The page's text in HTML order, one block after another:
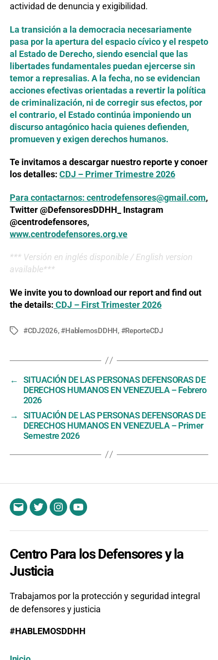
actividad de denuncia y exigibilidad.
La transición a la democracia necesariamente
pasa por la apertura del espacio cívico y el respeto
al Estado de Derecho, siendo esencial que las
libertades fundamentales puedan ejercerse sin
temor a represalias. A la fecha, no se evidencian
acciones efectivas orientadas a revertir la política
de criminalización, ni de corregir sus efectos, por
el contrario, el Estado continúa imponiendo un
discurso antagónico hacia quienes defienden,
promueven y exigen derechos humanos.
Te invitamos a descargar nuestro reporte y conoer
los detalles: CDJ – Primer Trimestre 2026
Para contactarnos: centrodefensores@gmail.com,
Twitter @DefensoresDDHH_ Instagram
@centrodefensores,
www.centrodefensores.org.ve
*** Versión en inglés disponible / English version
available***
We invite you to download our report and find out
the details: CDJ – First Trimester 2026
Tags#CDJ2026,#HablemosDDHH, #ReporteCDJ
←
SITUACIÓN DE LAS PERSONAS DEFENSORAS DE
DERECHOS HUMANOS EN VENEZUELA – Febrero
2026
→
SITUACIÓN DE LAS PERSONAS DEFENSORAS DE
DERECHOS HUMANOS EN VENEZUELA – Primer
Semestre 2026
EmailTwitterInstagramYouTube
Centro Para los Defensores y la
Justicia
Trabajamos por la protección y seguridad integral
de defensores y justicia
#HABLEMOSDDHH